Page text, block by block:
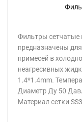
Фильтры
предназначены
примесей в
неагресивных
1.4*1.4mm.
Диаметр Ду 50
Материал сетки